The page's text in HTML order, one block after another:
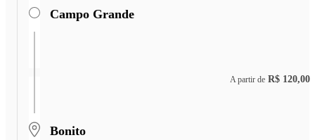
Campo Grande
Bonito
A partir de R$ 120,00